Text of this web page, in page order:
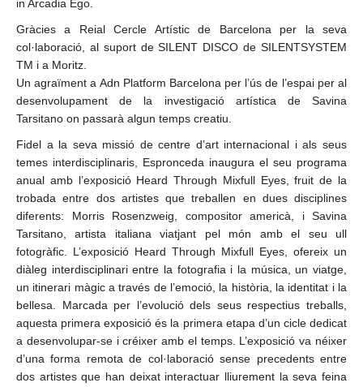
in Arcadia Ego.
Gràcies a Reial Cercle Artístic de Barcelona per la seva
col·laboració, al suport de SILENT DISCO de SILENTSYSTEM
TM i a Moritz.
Un agraïment a Adn Platform Barcelona per l’ús de l’espai per al
desenvolupament de la investigació artística de Savina
Tarsitano on passarà algun temps creatiu.
Fidel a la seva missió de centre d’art internacional i als seus
temes interdisciplinaris, Espronceda inaugura el seu programa
anual amb l’exposició Heard Through Mixfull Eyes, fruit de la
trobada entre dos artistes que treballen en dues disciplines
diferents: Morris Rosenzweig, compositor americà, i Savina
Tarsitano, artista italiana viatjant pel món amb el seu ull
fotogràfic. L’exposició Heard Through Mixfull Eyes, ofereix un
diàleg interdisciplinari entre la fotografia i la música, un viatge,
un itinerari màgic a través de l’emoció, la història, la identitat i la
bellesa. Marcada per l’evolució dels seus respectius treballs,
aquesta primera exposició és la primera etapa d’un cicle dedicat
a desenvolupar-se i créixer amb el temps. L’exposició va néixer
d’una forma remota de col·laboració sense precedents entre
dos artistes que han deixat interactuar lliurement la seva feina